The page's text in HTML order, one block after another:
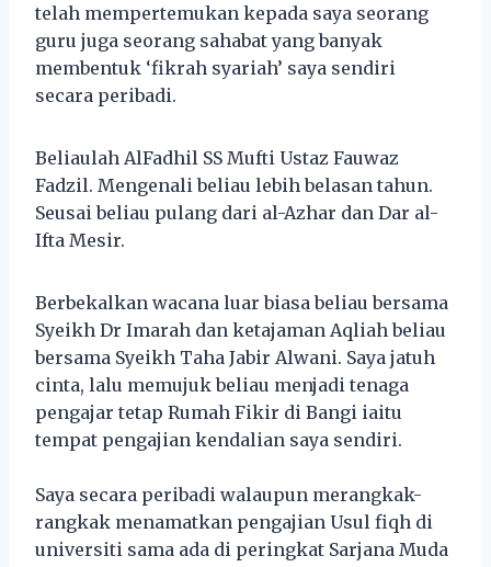
telah mempertemukan kepada saya seorang
guru juga seorang sahabat yang banyak
membentuk ‘fikrah syariah’ saya sendiri
secara peribadi.
Beliaulah AlFadhil SS Mufti Ustaz Fauwaz
Fadzil. Mengenali beliau lebih belasan tahun.
Seusai beliau pulang dari al-Azhar dan Dar al-
Ifta Mesir.
Berbekalkan wacana luar biasa beliau bersama
Syeikh Dr Imarah dan ketajaman Aqliah beliau
bersama Syeikh Taha Jabir Alwani. Saya jatuh
cinta, lalu memujuk beliau menjadi tenaga
pengajar tetap Rumah Fikir di Bangi iaitu
tempat pengajian kendalian saya sendiri.
Saya secara peribadi walaupun merangkak-
rangkak menamatkan pengajian Usul fiqh di
universiti sama ada di peringkat Sarjana Muda